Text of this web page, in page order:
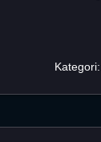
Kategori: